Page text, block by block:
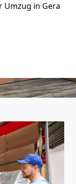
Umzug in Gera